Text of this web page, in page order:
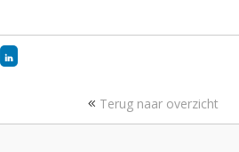
Terug naar overzicht